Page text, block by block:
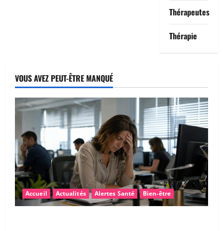
Thérapeutes
Thérapie
VOUS AVEZ PEUT-ÊTRE MANQUÉ
Accueil Actualités Alertes Santé Bien-être